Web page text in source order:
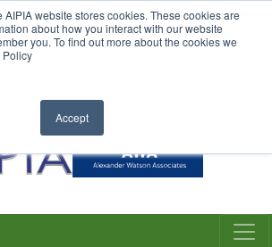
AIPIA website stores cookies. These cookies are
about how you interact with our website
you. To find out more about the cookies we
Policy
Accept